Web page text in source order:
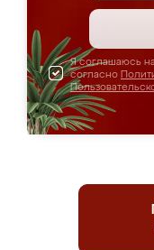
Я соглашаюсь
согласно